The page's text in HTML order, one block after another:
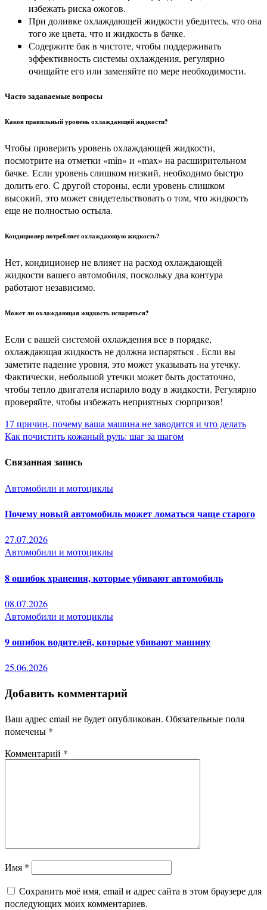
избежать риска ожогов.
При доливке охлаждающей жидкости убедитесь, что она
того же цвета, что и жидкость в бачке.
Содержите бак в чистоте, чтобы поддерживать
эффективность системы охлаждения, регулярно
очищайте его или заменяйте по мере необходимости.
Часто задаваемые вопросы
Каков правильный уровень охлаждающей жидкости?
Чтобы проверить уровень охлаждающей жидкости,
посмотрите на отметки «min» и «max» на расширительном
бачке. Если уровень слишком низкий, необходимо быстро
долить его. С другой стороны, если уровень слишком
высокий, это может свидетельствовать о том, что жидкость
еще не полностью остыла.
Кондиционер потребляет охлаждающую жидкость?
Нет, кондиционер не влияет на расход охлаждающей
жидкости вашего автомобиля, поскольку два контура
работают независимо.
Может ли охлаждающая жидкость испаряться?
Если с вашей системой охлаждения все в порядке,
охлаждающая жидкость не должна испаряться . Если вы
заметите падение уровня, это может указывать на утечку.
Фактически, небольшой утечки может быть достаточно,
чтобы тепло двигателя испарило воду в жидкости. Регулярно
проверяйте, чтобы избежать неприятных сюрпризов!
Навигация
по
записям
17 причин, почему ваша машина не заводится и что делать
Как почистить кожаный руль: шаг за шагом
Связанная запись
Автомобили и мотоциклы
Почему новый автомобиль может ломаться чаще старого
27.07.2026
Автомобили и мотоциклы
8 ошибок хранения, которые убивают автомобиль
08.07.2026
Автомобили и мотоциклы
9 ошибок водителей, которые убивают машину
25.06.2026
Добавить комментарий
Ваш адрес email не будет опубликован. Обязательные поля
помечены *
Комментарий *
Имя *
Сохранить моё имя, email и адрес сайта в этом браузере для
последующих моих комментариев.